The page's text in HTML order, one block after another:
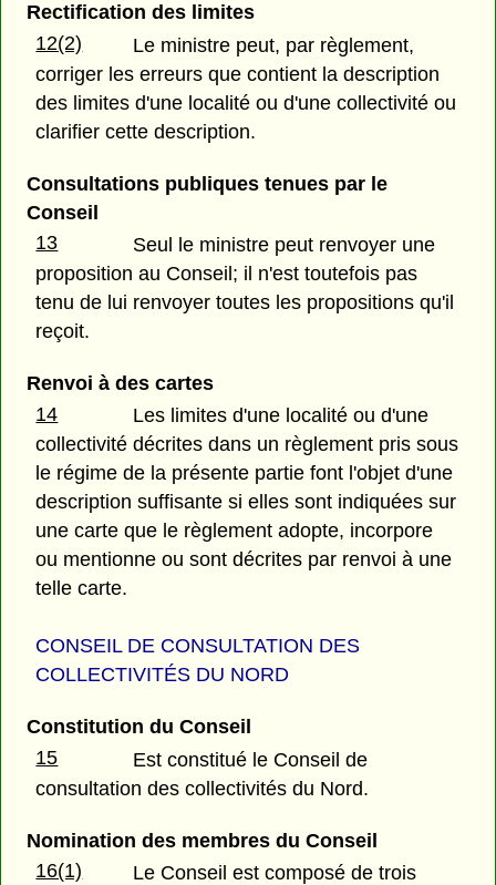
Rectification des limites
12(2)
Le ministre peut, par règlement,
corriger les erreurs que contient la description
des limites d'une localité ou d'une collectivité ou
clarifier cette description.
Consultations publiques tenues par le
Conseil
13
Seul le ministre peut renvoyer une
proposition au Conseil; il n'est toutefois pas
tenu de lui renvoyer toutes les propositions qu'il
reçoit.
Renvoi à des cartes
14
Les limites d'une localité ou d'une
collectivité décrites dans un règlement pris sous
le régime de la présente partie font l'objet d'une
description suffisante si elles sont indiquées sur
une carte que le règlement adopte, incorpore
ou mentionne ou sont décrites par renvoi à une
telle carte.
CONSEIL DE CONSULTATION DES
COLLECTIVITÉS DU NORD
Constitution du Conseil
15
Est constitué le Conseil de
consultation des collectivités du Nord.
Nomination des membres du Conseil
16(1)
Le Conseil est composé de trois